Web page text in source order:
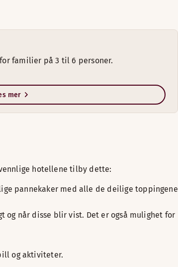
familier på 3 til 6 personer.
mer
hotellene tilby dette:
pannekaker med alle de deilige toppingene
og når disse blir vist. Det er også mulighet for
og aktiviteter.